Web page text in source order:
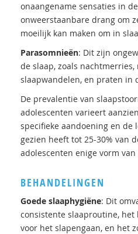
onaangename sensaties in
onweerstaanbare drang om
moeilijk kan maken om in
Parasomnieën: Dit zijn
de slaap, zoals
slaapwandelen, en praten in
De prevalentie van
adolescenten varieert
specifieke aandoening en de
gezien heeft tot 25-30% van
adolescenten enige vorm
BEHANDELINGEN
Goede slaaphygiëne: Dit
consistente slaaproutine,
voor het slapengaan, en het